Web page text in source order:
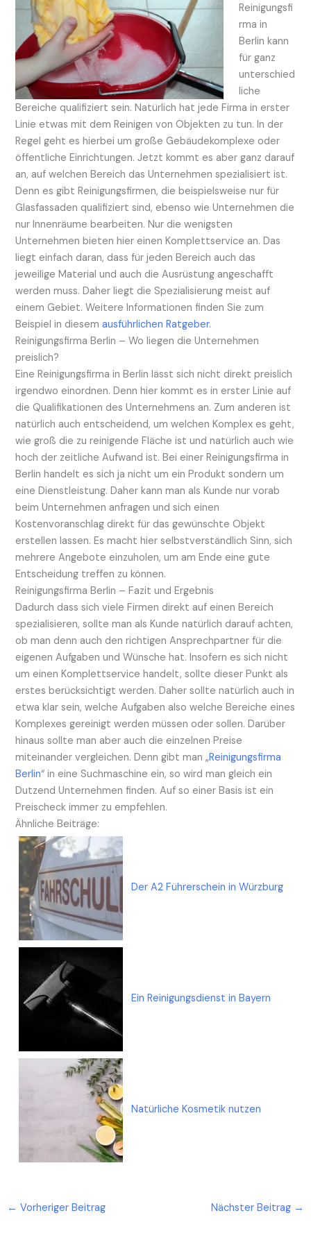
Reinigungsfi
rma in
Berlin kann
für ganz
unterschied
liche
Bereiche qualifiziert sein. Natürlich hat jede Firma in erster
Linie etwas mit dem Reinigen von Objekten zu tun. In der
Regel geht es hierbei um große Gebäudekomplexe oder
öffentliche Einrichtungen. Jetzt kommt es aber ganz darauf
an, auf welchen Bereich das Unternehmen spezialisiert ist.
Denn es gibt Reinigungsfirmen, die beispielsweise nur für
Glasfassaden qualifiziert sind, ebenso wie Unternehmen die
nur Innenräume bearbeiten. Nur die wenigsten
Unternehmen bieten hier einen Komplettservice an. Das
liegt einfach daran, dass für jeden Bereich auch das
jeweilige Material und auch die Ausrüstung angeschafft
werden muss. Daher liegt die Spezialisierung meist auf
einem Gebiet. Weitere Informationen finden Sie zum
Beispiel in diesemausführlichen Ratgeber.
Reinigungsfirma Berlin – Wo liegen die Unternehmen
preislich?
Eine Reinigungsfirma in Berlin lässt sich nicht direkt preislich
irgendwo einordnen. Denn hier kommt es in erster Linie auf
die Qualifikationen des Unternehmens an. Zum anderen ist
natürlich auch entscheidend, um welchen Komplex es geht,
wie groß die zu reinigende Fläche ist und natürlich auch wie
hoch der zeitliche Aufwand ist. Bei einer Reinigungsfirma in
Berlin handelt es sich ja nicht um ein Produkt sondern um
eine Dienstleistung. Daher kann man als Kunde nur vorab
beim Unternehmen anfragen und sich einen
Kostenvoranschlag direkt für das gewünschte Objekt
erstellen lassen. Es macht hier selbstverständlich Sinn, sich
mehrere Angebote einzuholen, um am Ende eine gute
Entscheidung treffen zu können.
Reinigungsfirma Berlin – Fazit und Ergebnis
Dadurch dass sich viele Firmen direkt auf einen Bereich
spezialisieren, sollte man als Kunde natürlich darauf achten,
ob man denn auch den richtigen Ansprechpartner für die
eigenen Aufgaben und Wünsche hat. Insofern es sich nicht
um einen Komplettservice handelt, sollte dieser Punkt als
erstes berücksichtigt werden. Daher sollte natürlich auch in
etwa klar sein, welche Aufgaben also welche Bereiche eines
Komplexes gereinigt werden müssen oder sollen. Darüber
hinaus sollte man aber auch die einzelnen Preise
miteinander vergleichen. Denn gibt man „Reinigungsfirma
Berlin“ in eine Suchmaschine ein, so wird man gleich ein
Dutzend Unternehmen finden. Auf so einer Basis ist ein
Preischeck immer zu empfehlen.
Ähnliche Beiträge:
Der A2 Führerschein in Würzburg
Ein Reinigungsdienst in Bayern
Natürliche Kosmetik nutzen
← Vorheriger Beitrag Nächster Beitrag →